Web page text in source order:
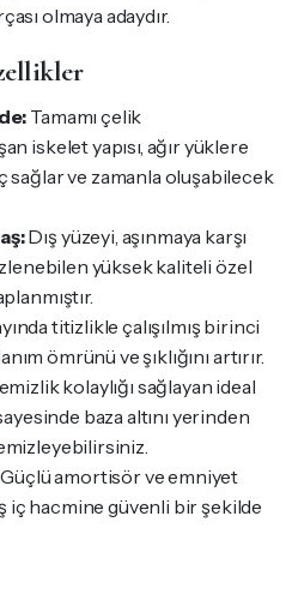
olmaya adaydır.
Tamamı çelik
iskelet yapısı, ağır yüklere
sağlar ve zamanla oluşabilecek
Dış yüzeyi, aşınmaya karşı
yüksek kaliteli özel
titizlikle çalışılmış birinci
ömrünü ve şıklığını artırır.
kolaylığı sağlayan ideal
baza altını yerinden
amortisör ve emniyet
iç hacmine güvenli bir şekilde